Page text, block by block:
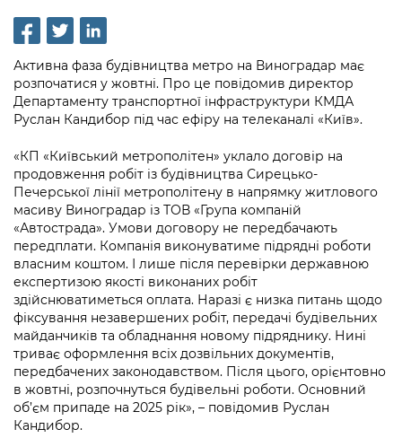
Проєкти розпоряджень, що
перебувають на погодженні КМВА
Рішення Київради
Графік роботи та прийому громадян
Вакансії
Статистика
Звернення громадян
Регуляторна діяльність
Промисловість і наука Києва
Підприємства, установи, організації
Освіта та навчальні заклади
Навколишнє середовище міста
Містобудування та земельні ділянки
Культура, спорт, дозвілля
Бізнес та ліцензування
Фінанси та бюджет
Безпека та правопорядок
Ритуальні послуги
Іноземцям / For foreigners
Пам'ятки культурної спадщини
Портал Захисників та Захисниць
Громадська експертиза
Консультації з громадськістю
Громадська рада
Петиції
Відкритий бюджет
Контактний центр
Допомога учасникам АТО
Рада з питань внутрішньо переміщених
осіб при Київській міській військовій
адміністрації
«Ініціатива «Партнерство «Відкритий
Уряд» – місцевий рівень»
Інформація з обмеженим доступом
Подати запит онлайн
Проекти нормативно-правових та
Нормативна база
Питання і відповіді про публічну
інформацію
Порядок оскарження рішень, дій чи
бездіяльності розпорядників інформації
Звіти про опрацювання запитів на
публічну інформацію
Інформація для споживачів
Про відкриті дані
Медіагалерея
Підписатися на новини та анонси від
КМДА / Subscribe to announcements
from the KCSA
Accreditation process
Подати журналістський запит /
Submitting a media request
Зйомки в лікарнях в умовах воєнного
стану / Rules for media coverage of
hospitals at work under martial law
Контакти для медіа / Contacts for mass
media
Портал Послуг
Активна фаза будівництва метро на Виноградар має
розпочатися у жовтні. Про це повідомив директор
Департаменту транспортної інфраструктури КМДА
Руслан Кандибор під час ефіру на телеканалі «Київ».
«КП «Київський метрополітен» уклало договір на
продовження робіт із будівництва Сирецько-
Печерської лінії метрополітену в напрямку житлового
масиву Виноградар із ТОВ «Група компаній
«Автострада». Умови договору не передбачають
передплати. Компанія виконуватиме підрядні роботи
власним коштом. І лише після перевірки державною
експертизою якості виконаних робіт
здійснюватиметься оплата. Наразі є низка питань щодо
фіксування незавершених робіт, передачі будівельних
майданчиків та обладнання новому підряднику. Нині
триває оформлення всіх дозвільних документів,
передбачених законодавством. Після цього, орієнтовно
в жовтні, розпочнуться будівельні роботи. Основний
об’єм припаде на 2025 рік», – повідомив Руслан
Кандибор.